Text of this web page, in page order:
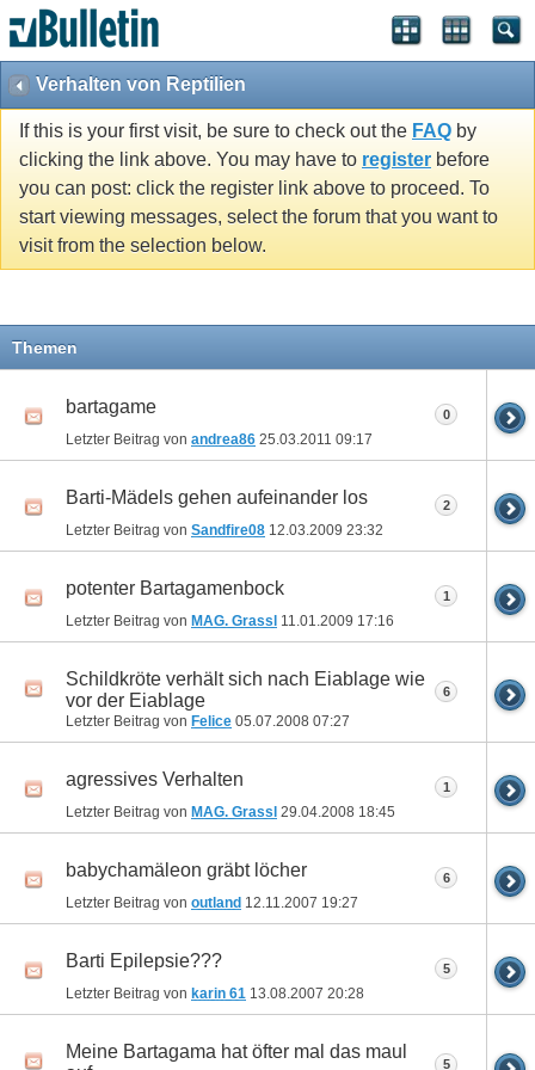
Verhalten von Reptilien
If this is your first visit, be sure to check out the FAQ by
clicking the link above. You may have to register before
you can post: click the register link above to proceed. To
start viewing messages, select the forum that you want to
visit from the selection below.
Themen
bartagame
Letzter Beitrag von andrea86 25.03.2011 09:17
0
Barti-Mädels gehen aufeinander los
Letzter Beitrag von Sandfire08 12.03.2009 23:32
2
potenter Bartagamenbock
Letzter Beitrag von MAG. Grassl 11.01.2009 17:16
1
Schildkröte verhält sich nach Eiablage wie
vor der Eiablage
Letzter Beitrag von Felice 05.07.2008 07:27
6
agressives Verhalten
Letzter Beitrag von MAG. Grassl 29.04.2008 18:45
1
babychamäleon gräbt löcher
Letzter Beitrag von outland 12.11.2007 19:27
6
Barti Epilepsie???
Letzter Beitrag von karin 61 13.08.2007 20:28
5
Meine Bartagama hat öfter mal das maul
5